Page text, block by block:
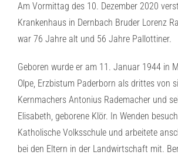
Am Vormittag des 10. Dezember 2020
Krankenhaus in Dernbach Bruder Lorenz
war 76 Jahre alt und 56 Jahre Pallottiner.
Geboren wurde er am 11. Januar 1944 in
Olpe, Erzbistum Paderborn als drittes von
Kernmachers Antonius Rademacher und
Elisabeth, geborene Klör. In Wenden
Katholische Volksschule und arbeitete
bei den Eltern in der Landwirtschaft mit.